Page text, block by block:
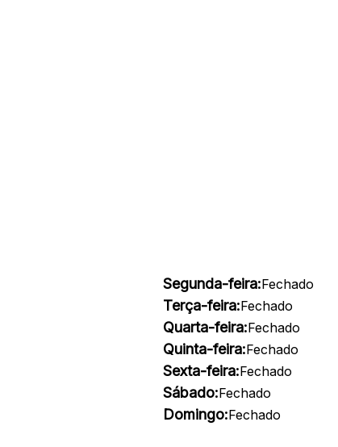
Segunda-feira:Fechado
Terça-feira:Fechado
Quarta-feira:Fechado
Quinta-feira:Fechado
Sexta-feira:Fechado
Sábado:Fechado
Domingo:Fechado